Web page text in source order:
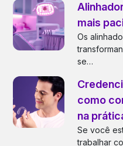
mais
Os
se…
como
na
Se você
trabalhar